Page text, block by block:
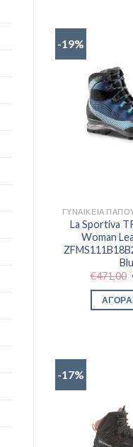
-19%
La Sportiva
Woman
€471,00
-17%